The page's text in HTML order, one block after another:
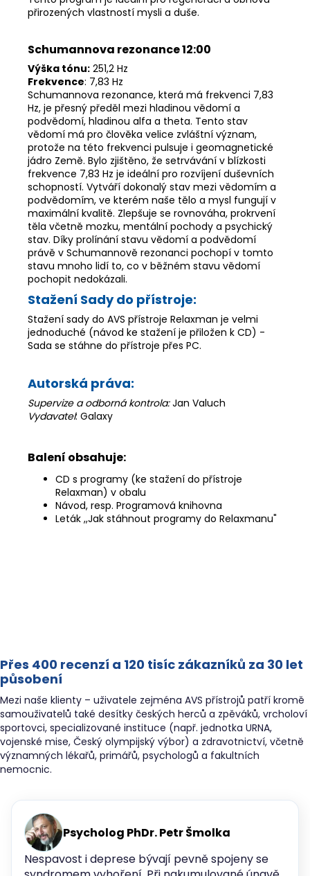
přirozených vlastností mysli a duše.
Schumannova rezonance 12:00
Výška tónu: 251,2 Hz
Frekvence: 7,83 Hz
Schumannova rezonance, která má frekvenci 7,83
Hz, je přesný předěl mezi hladinou vědomí a
podvědomí, hladinou alfa a theta. Tento stav
vědomí má pro člověka velice zvláštní význam,
protože na této frekvenci pulsuje i geomagnetické
jádro Země. Bylo zjištěno, že setrvávání v blízkosti
frekvence 7,83 Hz je ideální pro rozvíjení duševních
schopností. Vytváří dokonalý stav mezi vědomím a
podvědomím, ve kterém naše tělo a mysl fungují v
maximální kvalitě. Zlepšuje se rovnováha, prokrvení
těla včetně mozku, mentální pochody a psychický
stav. Díky prolínání stavu vědomí a podvědomí
právě v Schumannově rezonanci pochopí v tomto
stavu mnoho lidí to, co v běžném stavu vědomí
pochopit nedokázali.
Stažení Sady do přístroje:
Stažení sady do AVS přístroje Relaxman je velmi
jednoduché (návod ke stažení je přiložen k CD) -
Sada se stáhne do přístroje přes PC.
Autorská práva:
Supervize a odborná kontrola: Jan Valuch
Vydavatel: Galaxy
Balení obsahuje:
CD s programy (ke stažení do přístroje
Relaxman) v obalu
Návod, resp. Programová knihovna
Leták ,,Jak stáhnout programy do Relaxmanu"
Přes 400 recenzí a 120 tisíc zákazníků za 30 let
působení
Mezi naše klienty – uživatele zejména AVS přístrojů patří kromě
samouživatelů také desítky českých herců a zpěváků, vrcholoví
sportovci, specializované instituce (např. jednotka URNA,
vojenské mise, Český olympijský výbor) a zdravotnictví, včetně
významných lékařů, primářů, psychologů a fakultních
nemocnic.
Psycholog PhDr. Petr Šmolka
Nespavost i deprese bývají pevně spojeny se